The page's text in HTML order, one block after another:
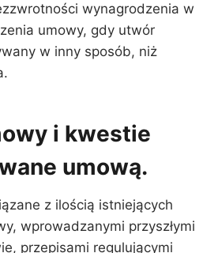
wynagrodzenia w
umowy, gdy utwór
w inny sposób, niż
i kwestie
umową.
z ilością istniejących
wprowadzanymi przyszłymi
przepisami regulującymi